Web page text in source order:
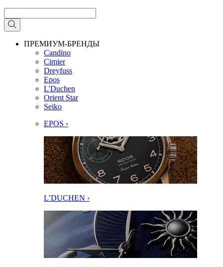
ПРЕМИУМ-БРЕНДЫ
Candino
Cimier
Dreyfuss
Epos
L'Duchen
Orient Star
Seiko
EPOS ›
L’DUCHEN ›